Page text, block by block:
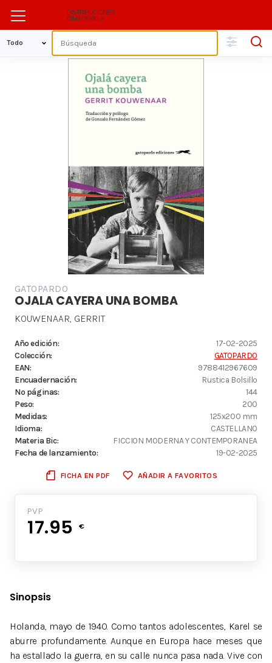
GATOPARDO
OJALA CAYERA UNA BOMBA
KOUWENAAR, GERRIT
Año edición:
17-02-2025
Colección:
GATOPARDO
EAN:
9788412967609
Encuadernación:
Rustica Bolsillo
Nº páginas:
144
Peso:
200
Medidas:
125x200 mm
Idioma:
CASTELLANO
Materia Bic:
FICCION MODERNA Y CONTEMPORANEA
Fecha de lanzamiento:
19-02-2025
FICHA EN PDF AÑADIR A FAVORITOS
PVP
17.95 €
Sinopsis
Holanda, mayo de 1940. Como tantos adolescentes, Karel se
aburre profundamente. Aunque en Europa hace meses que
ha estallado la guerra, en su calle nunca pasa nada. Vive con